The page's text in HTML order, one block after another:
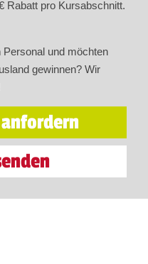
Rabatt pro Kursabschnitt.
und möchten
gewinnen? Wir